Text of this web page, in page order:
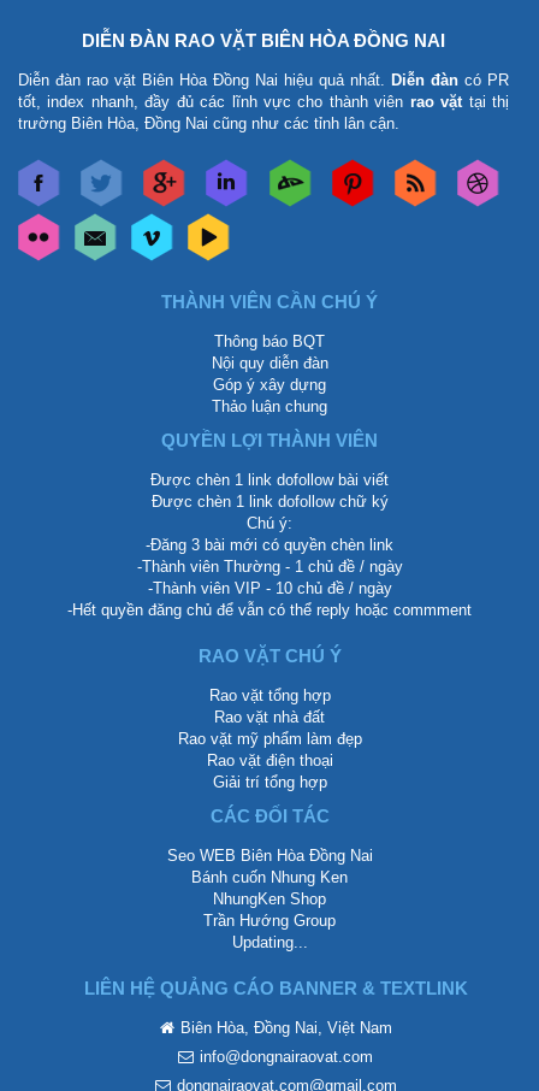
DIỄN ĐÀN RAO VẶT BIÊN HÒA ĐỒNG NAI
Diễn đàn rao vặt Biên Hòa Đồng Nai hiệu quả nhất. Diễn đàn có PR
tốt, index nhanh, đầy đủ các lĩnh vực cho thành viên rao vặttại thị
trường Biên Hòa, Đồng Nai cũng như các tỉnh lân cận.
THÀNH VIÊN CẦN CHÚ Ý
Thông báo BQT
Nội quy diễn đàn
Góp ý xây dựng
Thảo luận chung
QUYỀN LỢI THÀNH VIÊN
Được chèn 1 link dofollow bài viết
Được chèn 1 link dofollow chữ ký
Chú ý:
-Đăng 3 bài mới có quyền chèn link
-Thành viên Thường - 1 chủ đề / ngày
-Thành viên VIP - 10 chủ đề / ngày
-Hết quyền đăng chủ để vẫn có thể reply hoặc commment
RAO VẶT CHÚ Ý
Rao vặt tổng hợp
Rao vặt nhà đất
Rao vặt mỹ phẩm làm đẹp
Rao vặt điện thoại
Giải trí tổng hợp
CÁC ĐỐI TÁC
Seo WEB Biên Hòa Đồng Nai
Bánh cuốn Nhung Ken
NhungKen Shop
Trần Hướng Group
Updating...
LIÊN HỆ QUẢNG CÁO BANNER & TEXTLINK
Biên Hòa, Đồng Nai, Việt Nam
info@dongnairaovat.com
dongnairaovat.com@gmail.com